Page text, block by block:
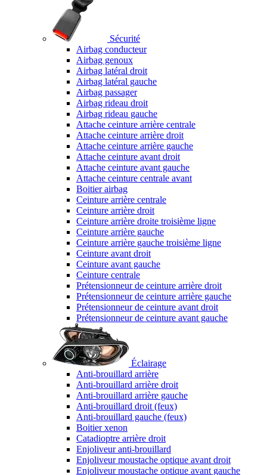
Sécurité
Airbag conducteur
Airbag genoux
Airbag latéral droit
Airbag latéral gauche
Airbag passager
Airbag rideau droit
Airbag rideau gauche
Attache ceinture arrière centrale
Attache ceinture arrière droit
Attache ceinture arrière gauche
Attache ceinture avant droit
Attache ceinture avant gauche
Attache ceinture centrale avant
Boitier airbag
Ceinture arrière centrale
Ceinture arrière droit
Ceinture arrière droite troisième ligne
Ceinture arrière gauche
Ceinture arrière gauche troisième ligne
Ceinture avant droit
Ceinture avant gauche
Ceinture centrale
Prétensionneur de ceinture arrière droit
Prétensionneur de ceinture arrière gauche
Prétensionneur de ceinture avant droit
Prétensionneur de ceinture avant gauche
Éclairage
Anti-brouillard arrière
Anti-brouillard arrière droit
Anti-brouillard arrière gauche
Anti-brouillard droit (feux)
Anti-brouillard gauche (feux)
Boitier xenon
Catadioptre arrière droit
Enjoliveur anti-brouillard
Enjoliveur moustache optique avant droit
Enjoliveur moustache optique avant gauche